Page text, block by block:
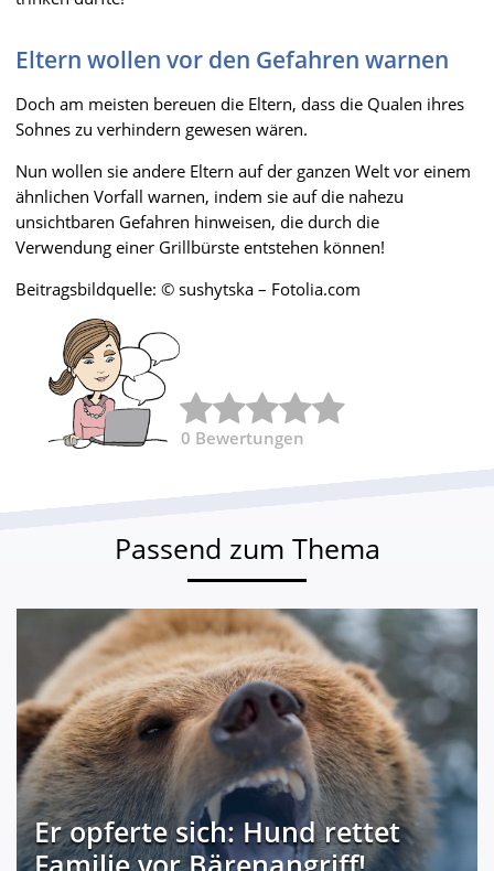
Eltern wollen vor den Gefahren warnen
Doch am meisten bereuen die Eltern, dass die Qualen ihres
Sohnes zu verhindern gewesen wären.
Nun wollen sie andere Eltern auf der ganzen Welt vor einem
ähnlichen Vorfall warnen, indem sie auf die nahezu
unsichtbaren Gefahren hinweisen, die durch die
Verwendung einer Grillbürste entstehen können!
Beitragsbildquelle: © sushytska – Fotolia.com
0 Bewertungen
Passend zum Thema
Er opferte sich: Hund rettet